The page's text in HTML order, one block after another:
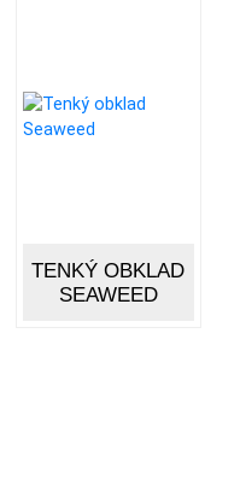
TENKÝ OBKLAD
SEAWEED